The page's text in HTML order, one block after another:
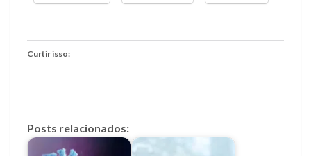
Curtir isso:
Posts relacionados: